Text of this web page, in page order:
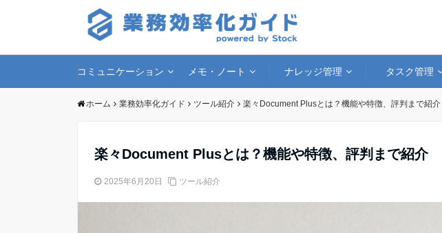
コミュニケーション メモ・ノート ナレッジ管理 タスク管理
ホーム 業務効率化ガイド ツール紹介 楽々Document Plusとは？機能や特徴、評判まで紹介
楽々Document Plusとは？機能や特徴、評判まで紹介
2025年6月20日 ツール紹介